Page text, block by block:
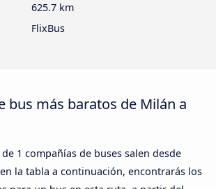
625.7 km
FlixBus
bus más baratos de Milán a
1 compañías de buses salen desde
la tabla a continuación, encontrarás los